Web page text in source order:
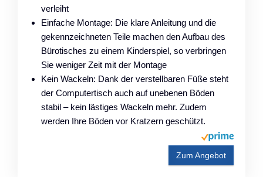
verleiht
Einfache Montage: Die klare Anleitung und die
gekennzeichneten Teile machen den Aufbau des
Bürotisches zu einem Kinderspiel, so verbringen
Sie weniger Zeit mit der Montage
Kein Wackeln: Dank der verstellbaren Füße steht
der Computertisch auch auf unebenen Böden
stabil – kein lästiges Wackeln mehr. Zudem
werden Ihre Böden vor Kratzern geschützt.
Zum Angebot